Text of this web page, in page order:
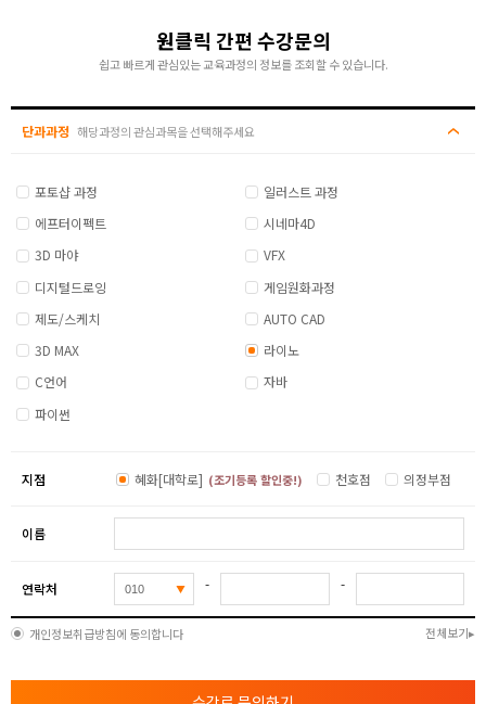
원클릭 간편 수강문의
쉽고 빠르게 관심있는 교육과정의 정보를 조회할 수 있습니다.
단과과정 해당과정의 관심과목을 선택해주세요
포토샵 과정
일러스트 과정
에프터이펙트
시네마4D
3D 마야
VFX
디지털드로잉
게임원화과정
제도/스케치
AUTO CAD
3D MAX
라이노
C언어
자바
파이썬
지점 혜화[대학로] (조기등록 할인중!) 천호점 의정부점
이름
연락처 - -
개인정보취급방침에 동의합니다 전체보기